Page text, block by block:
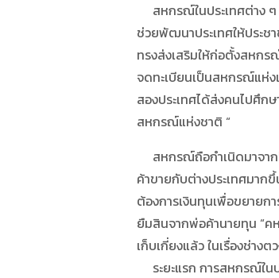
สหกรณ์ในประเทศต่าง ๆ
ช่วยพัฒนาประเทศให้ประ
ทรงส่งเสริมให้ก่อตั้งสหก
จดทะเบียนเป็นสหกรณ์แห่
สองประเทศได้ส่งคนไปศึก
สหกรณ์แห่งชาติ “
สหกรณ์ถือกำเนิดมาจาก
ค้าขายกับต่างประเทศมาก
ต้องการเงินทุนเพื่อขยายก
ยืมสินจากพ่อค้านายทุน “ค
เก็บเกี่ยงแล้ว ในเรื่องช่าง
ระยะแรก การสหกรณ์ใน